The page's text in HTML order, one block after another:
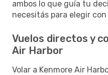
ambos lo que guía tu
necesitás para elegir
Vuelos directos y
Air Harbor
Volar a Kenmore Air